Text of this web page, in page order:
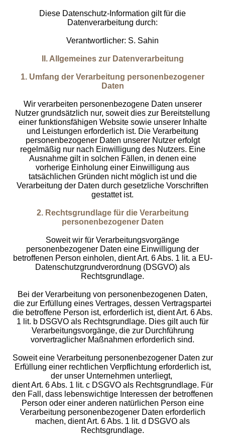
Diese Datenschutz-Information gilt für die
Datenverarbeitung durch:
Verantwortlicher: S. Sahin
II. Allgemeines zur Datenverarbeitung
1. Umfang der Verarbeitung personenbezogener
Daten
Wir verarbeiten personenbezogene Daten unserer
Nutzer grundsätzlich nur, soweit dies zur Bereitstellung
einer funktionsfähigen Website sowie unserer Inhalte
und Leistungen erforderlich ist. Die Verarbeitung
personenbezogener Daten unserer Nutzer erfolgt
regelmäßig nur nach Einwilligung des Nutzers. Eine
Ausnahme gilt in solchen Fällen, in denen eine
vorherige Einholung einer Einwilligung aus
tatsächlichen Gründen nicht möglich ist und die
Verarbeitung der Daten durch gesetzliche Vorschriften
gestattet ist.
2. Rechtsgrundlage für die Verarbeitung
personenbezogener Daten
Soweit wir für Verarbeitungsvorgänge
personenbezogener Daten eine Einwilligung der
betroffenen Person einholen, dient Art. 6 Abs. 1 lit. a EU-
Datenschutzgrundverordnung (DSGVO) als
Rechtsgrundlage.
Bei der Verarbeitung von personenbezogenen Daten,
die zur Erfüllung eines Vertrages, dessen Vertragspartei
die betroffene Person ist, erforderlich ist, dient Art. 6 Abs.
1 lit. b DSGVO als Rechtsgrundlage. Dies gilt auch für
Verarbeitungsvorgänge, die zur Durchführung
vorvertraglicher Maßnahmen erforderlich sind.
Soweit eine Verarbeitung personenbezogener Daten zur
Erfüllung einer rechtlichen Verpflichtung erforderlich ist,
der unser Unternehmen unterliegt,
dient Art. 6 Abs. 1 lit. c DSGVO als Rechtsgrundlage. Für
den Fall, dass lebenswichtige Interessen der betroffenen
Person oder einer anderen natürlichen Person eine
Verarbeitung personenbezogener Daten erforderlich
machen, dient Art. 6 Abs. 1 lit. d DSGVO als
Rechtsgrundlage.